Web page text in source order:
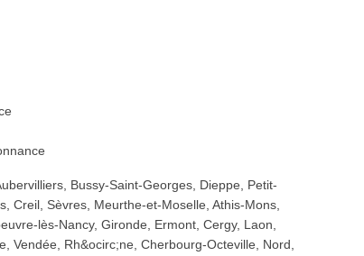
Bussy-Saint-Georges, Dieppe, Petit-
Creil, Sèvres, Meurthe-et-Moselle, Athis-Mons,
lès-Nancy, Gironde, Ermont, Cergy, Laon,
Vendée, Rh&ocirc;ne, Cherbourg-Octeville, Nord,